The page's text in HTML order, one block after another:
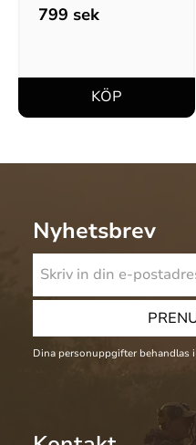
med ditt rävlock!
799 sek
Nyhetsbrev
Dina personuppgifter behandlas